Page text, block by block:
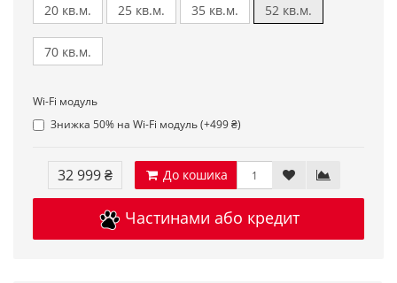
20 кв.м. 25 кв.м. 35 кв.м. 52 кв.м.
70 кв.м.
Wi-Fi модуль
Знижка 50% на Wi-Fi модуль (+499 ₴)
32 999 ₴ До кошика
Частинами або кредит